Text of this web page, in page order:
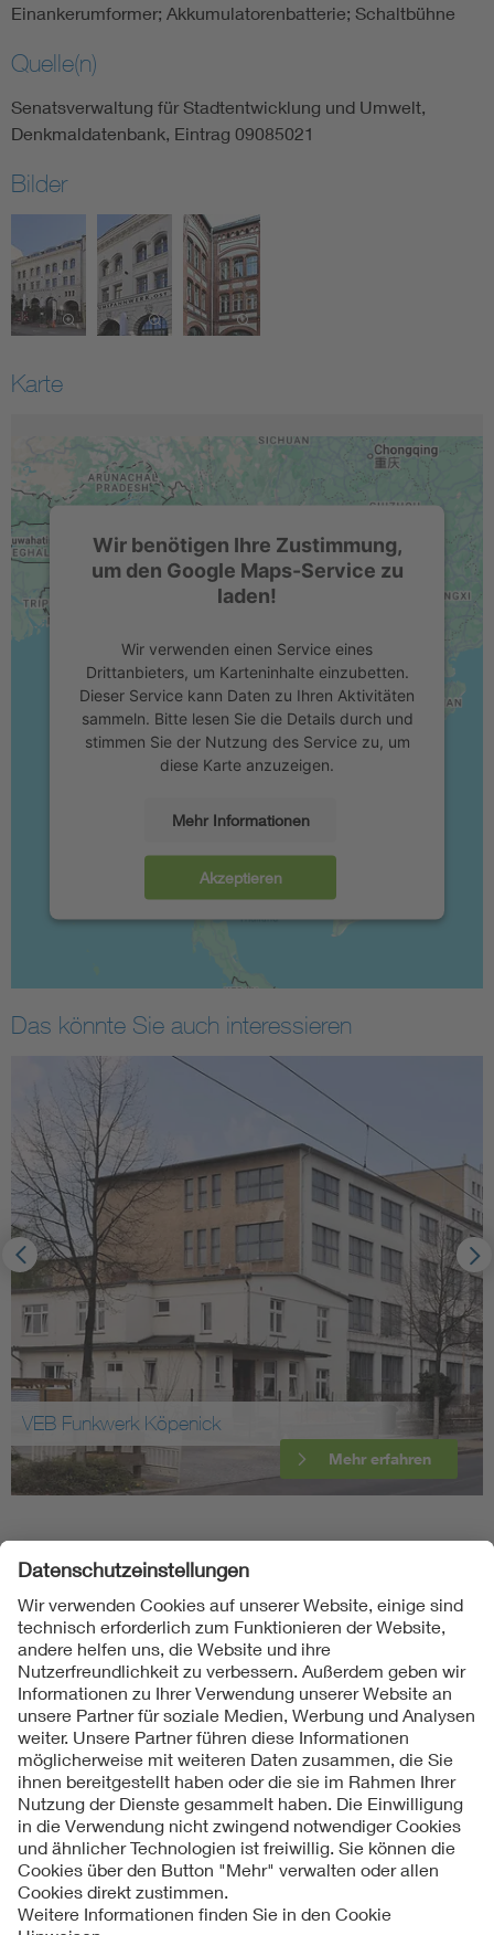
Einankerumformer; Akkumulatorenbatterie; Schaltbühne
Quelle(n)
Senatsverwaltung für Stadtentwicklung und Umwelt,
Denkmaldatenbank, Eintrag 09085021
Bilder
Karte
Wir benötigen Ihre Zustimmung,
um den Google Maps-Service zu
laden!
Wir verwenden einen Service eines
Drittanbieters, um Karteninhalte einzubetten.
Dieser Service kann Daten zu Ihren Aktivitäten
sammeln. Bitte lesen Sie die Details durch und
stimmen Sie der Nutzung des Service zu, um
diese Karte anzuzeigen.
Mehr Informationen
Akzeptieren
Das könnte Sie auch interessieren
VEB Funkwerk Köpenick
Mehr erfahren
Folgen Sie uns
Kontakte
Service
Impressum